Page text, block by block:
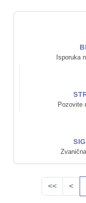
Isporuka
Pozovite
<< <